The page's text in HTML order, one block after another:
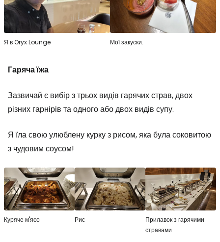
Я в Oryx Lounge Мої закуски.
Гаряча їжа
Зазвичай є вибір з трьох видів гарячих страв, двох
різних гарнірів та одного або двох видів супу.
Я їла свою улюблену курку з рисом, яка була соковитою
з чудовим соусом!
Куряче м'ясо Рис
Прилавок з гарячими
стравами